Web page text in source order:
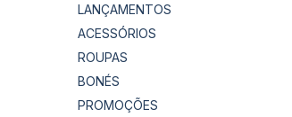
LANÇAMENTOS
ACESSÓRIOS
ROUPAS
BONÉS
PROMOÇÕES